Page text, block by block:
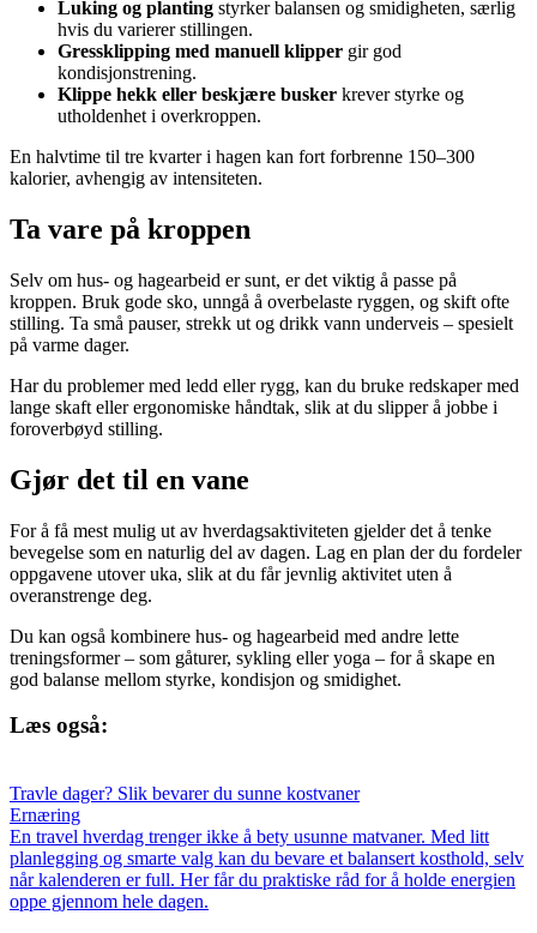
Luking og planting styrker balansen og smidigheten, særlig
hvis du varierer stillingen.
Gressklipping med manuell klipper gir god
kondisjonstrening.
Klippe hekk eller beskjære busker krever styrke og
utholdenhet i overkroppen.
En halvtime til tre kvarter i hagen kan fort forbrenne 150–300
kalorier, avhengig av intensiteten.
Ta vare på kroppen
Selv om hus- og hagearbeid er sunt, er det viktig å passe på
kroppen. Bruk gode sko, unngå å overbelaste ryggen, og skift ofte
stilling. Ta små pauser, strekk ut og drikk vann underveis – spesielt
på varme dager.
Har du problemer med ledd eller rygg, kan du bruke redskaper med
lange skaft eller ergonomiske håndtak, slik at du slipper å jobbe i
foroverbøyd stilling.
Gjør det til en vane
For å få mest mulig ut av hverdagsaktiviteten gjelder det å tenke
bevegelse som en naturlig del av dagen. Lag en plan der du fordeler
oppgavene utover uka, slik at du får jevnlig aktivitet uten å
overanstrenge deg.
Du kan også kombinere hus- og hagearbeid med andre lette
treningsformer – som gåturer, sykling eller yoga – for å skape en
god balanse mellom styrke, kondisjon og smidighet.
Læs også:
Travle dager? Slik bevarer du sunne kostvaner
Ernæring
En travel hverdag trenger ikke å bety usunne matvaner. Med litt
planlegging og smarte valg kan du bevare et balansert kosthold, selv
når kalenderen er full. Her får du praktiske råd for å holde energien
oppe gjennom hele dagen.